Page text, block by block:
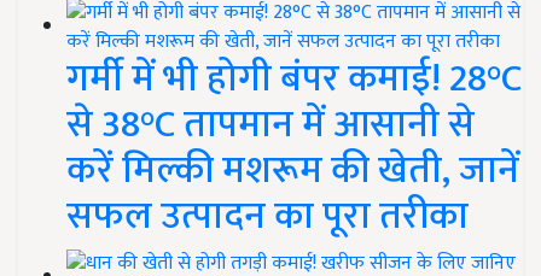
गर्मी में भी होगी बंपर कमाई! 28°C
से 38°C तापमान में आसानी से
करें मिल्की मशरूम की खेती, जानें
सफल उत्पादन का पूरा तरीका